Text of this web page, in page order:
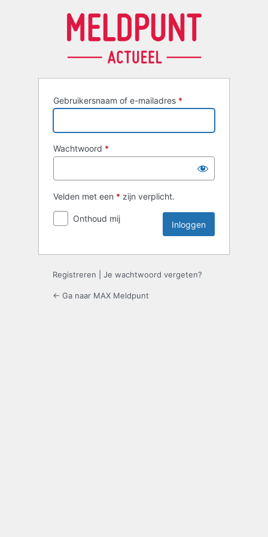
Gebruikersnaam of e-mailadres *
Wachtwoord *
Velden met een * zijn verplicht.
Onthoud mij
Registreren Je wachtwoord vergeten?
← Ga naar MAX Meldpunt